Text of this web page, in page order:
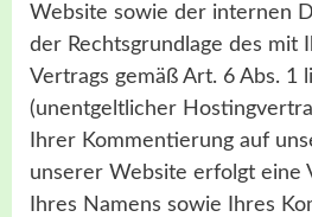
Website sowie der internen
der Rechtsgrundlage des mit
Vertrags gemäß Art. 6 Abs. 1
(unentgeltlicher
Ihrer Kommentierung auf
unserer Website erfolgt eine
Ihres Namens sowie Ihres